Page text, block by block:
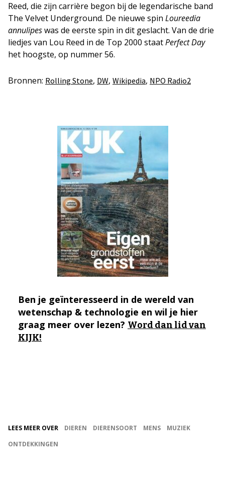
Reed, die zijn carrière begon bij de legendarische band
The Velvet Underground. De nieuwe spin Loureedia
annulipeswas de eerste spin in dit geslacht. Van de drie
liedjes van Lou Reed in de Top 2000 staatPerfect Day
het hoogste, op nummer 56.
Bronnen: Rolling Stone, DW, Wikipedia, NPO Radio2
Ben je geïnteresseerd in de wereld van
wetenschap & technologie en wil je hier
graag meer over lezen? Word dan lid van
KIJK!
LEES MEER OVER DIEREN DIERENSOORT MENS
MUZIEK
ONTDEKKINGEN